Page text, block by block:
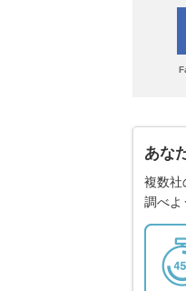
あな
複数社
調べよ